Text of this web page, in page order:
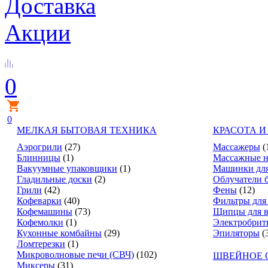
Доставка
Акции
0
0
МЕЛКАЯ БЫТОВАЯ ТЕХНИКА
Аэрогрили (27)
Блинницы (1)
Вакуумные упаковщики (1)
Гладильные доски (2)
Грили (42)
Кофеварки (40)
Кофемашины (73)
Кофемолки (1)
Кухонные комбайны (29)
Ломтерезки (1)
Микроволновые печи (СВЧ) (102)
Миксеры (31)
КРАСОТА И
Массажеры
Массажные
Машинки
Облучатели
Фены (12)
Фильтры
Щипцы для
Эпиляторы
ШВЕЙНОЕ